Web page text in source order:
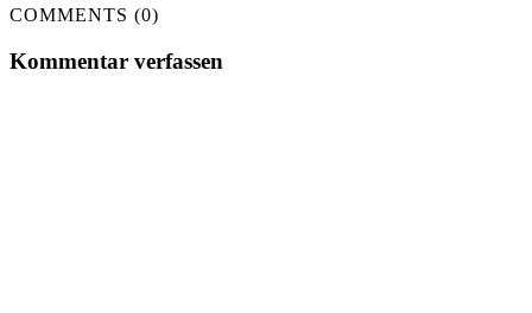
COMMENTS (0)
Kommentar verfassen